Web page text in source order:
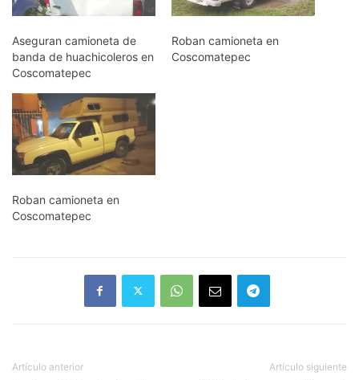
Aseguran camioneta de
banda de huachicoleros en
Coscomatepec
Roban camioneta en
Coscomatepec
Roban camioneta en
Coscomatepec
Artículo anterior Artículo siguiente